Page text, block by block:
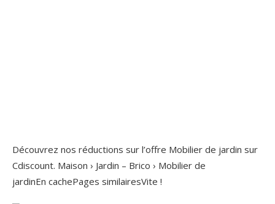
Découvrez nos réductions sur l’offre Mobilier de jardin sur
Cdiscount. Maison › Jardin – Brico › Mobilier de
jardinEn cachePages similairesVite !